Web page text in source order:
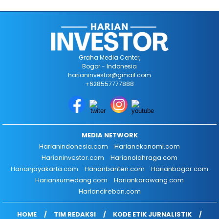
Graha Media Center,
Bogor - Indonesia
harianinvestor@gmail.com
+628557777888
MEDIA NETWORK
Harianindonesia.com
Harianekonomi.com
Harianinvestor.com
Harianolahraga.com
Harianjayakarta.com
Harianbanten.com
Harianbogor.com
Hariansumedang.com
Hariankarawang.com
Hariancirebon.com
HOME TIM REDAKSI KODE ETIK JURNALISTIK